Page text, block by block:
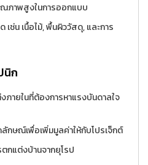
ภาพสูงในการออกแบบ
เช่น เนื้อไม้, พื้นผิววัสดุ, และการ
นิก
ภายในที่ต้องการหาแรงบันดาลใจ
กษณ์เพื่อเพิ่มมูลค่าให้กับโปรเจ็กต์
กแต่งบ้านจากยุโรป